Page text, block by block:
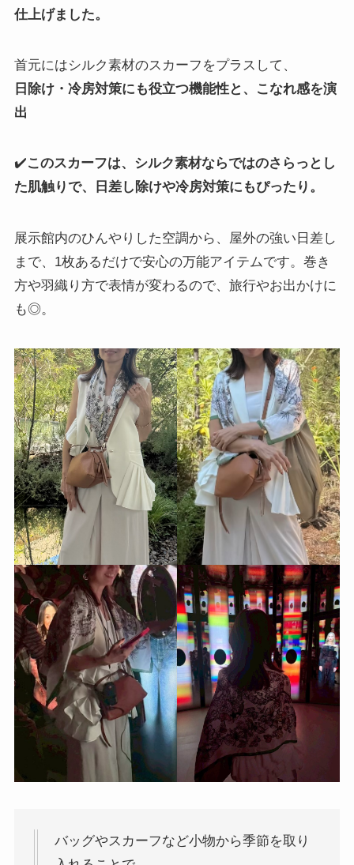
仕上げました。
首元にはシルク素材のスカーフをプラスして、
日除け・冷房対策にも役立つ機能性と、こなれ感を演
出
✔️このスカーフは、シルク素材ならではのさらっとし
た肌触りで、日差し除けや冷房対策にもぴったり。
展示館内のひんやりした空調から、屋外の強い日差し
まで、1枚あるだけで安心の万能アイテムです。巻き
方や羽織り方で表情が変わるので、旅行やお出かけに
も◎。
バッグやスカーフなど小物から季節を取り